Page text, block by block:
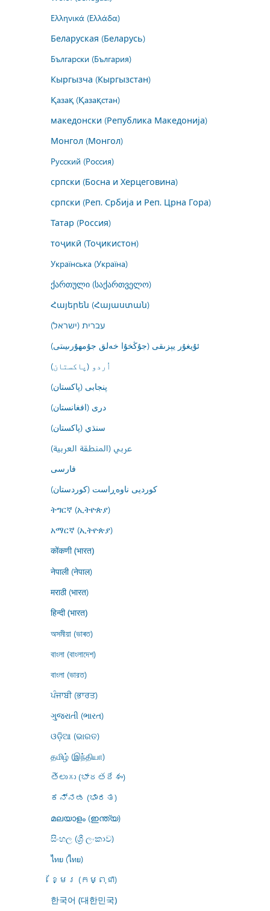
Ελληνικά (Ελλάδα)
Беларуская (Беларусь)
Български (България)
Кыргызча (Кыргызстан)
Қазақ (Қазақстан)
македонски (Република Македонија)
Монгол (Монгол)
Русский (Россия)
српски (Босна и Херцеговина)
српски (Реп. Србија и Реп. Црна Гора)
Татар (Россия)
тоҷикӣ (Тоҷикистон)
Українська (Україна)
ქართული (საქართველო)
Հայերեն (Հայաստան)
עברית (ישראל)
ئۇيغۇر يېزىقى (جۇڭخۇا خەلق جۇمھۇرىيىتى)
اُردو (پاکستان)
پنجابی (پاکستان)
درى (افغانستان)
سنڌي (پاکستان)
عربي (المنطقة العربية)
فارسى
کوردیی ناوەڕاست (کوردستان)
ትግርኛ (ኢትዮጵያ)
አማርኛ (ኢትዮጵያ)
कोंकणी (भारत)
नेपाली (नेपाल)
मराठी (भारत)
हिन्दी (भारत)
অসমীয়া (ভাৰত)
বাংলা (বাংলাদেশ)
বাংলা (ভারত)
ਪੰਜਾਬੀ (ਭਾਰਤ)
ગુજરાતી (ભારત)
ଓଡ଼ିଆ (ଭାରତ)
தமிழ் (இந்தியா)
తెలుగు (భారతదేశం)
ಕನ್ನಡ (ಭಾರತ)
മലയാളം (ഇന്ത്യ)
සිංහල (ශ්‍රී ලංකාව)
ไทย (ไทย)
ខ្មែរ (កម្ពុជា)
한국어 (대한민국)